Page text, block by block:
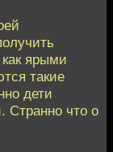
ярыми
такие
дети
Странно что о